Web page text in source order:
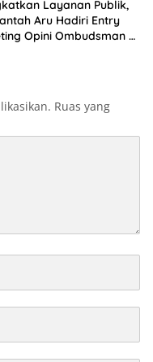
Layanan Publik,
Aru Hadiri Entry
Opini Ombudsman RI
Ruas yang